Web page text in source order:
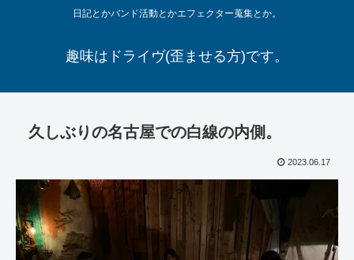
日記とかバンド活動とかエフェクター蒐集とか。
趣味はドライヴ(歪ませる方)です。
久しぶりの名古屋での白線の内側。
2023.06.17